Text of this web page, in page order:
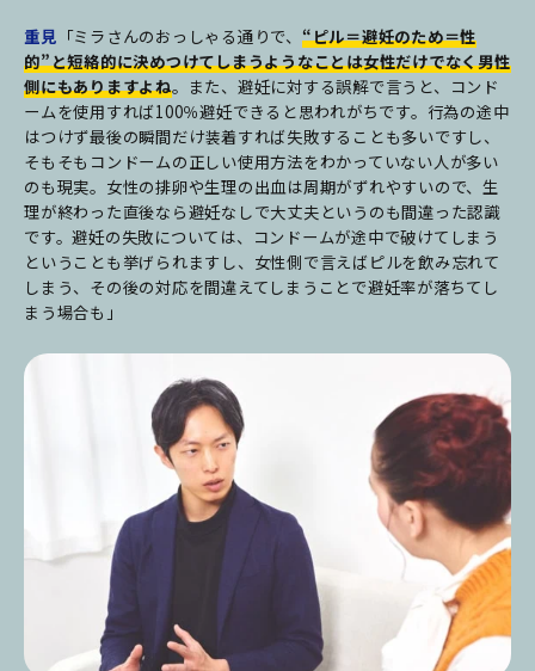
重見 「ミラさんのおっしゃる通りで、 “ピル＝避妊のため＝性
的”と短絡的に決めつけてしまうようなことは女性だけでなく男性
側にもありますよね。また、避妊に対する誤解で言うと、コンド
ームを使用すれば100％避妊できると思われがちです。行為の途中
はつけず最後の瞬間だけ装着すれば失敗することも多いですし、
そもそもコンドームの正しい使用方法をわかっていない人が多い
のも現実。女性の排卵や生理の出血は周期がずれやすいので、生
理が終わった直後なら避妊なしで大丈夫というのも間違った認識
です。避妊の失敗については、コンドームが途中で破けてしまう
ということも挙げられますし、女性側で言えばピルを飲み忘れて
しまう、その後の対応を間違えてしまうことで避妊率が落ちてし
まう場合も」